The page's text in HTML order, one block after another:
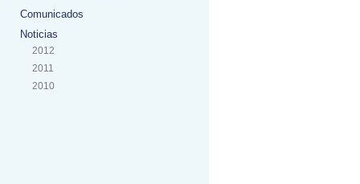
Comunicados
Noticias
2012
2011
2010